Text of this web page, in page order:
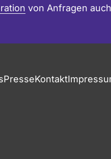
von Anfragen
PresseKontakt